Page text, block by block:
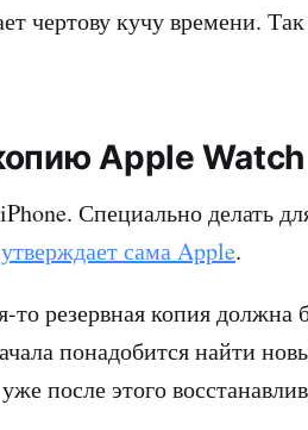
чертову кучу времени.
Apple Watch
Специально делать
сама Apple.
то резервная копия должна
понадобится найти
после этого